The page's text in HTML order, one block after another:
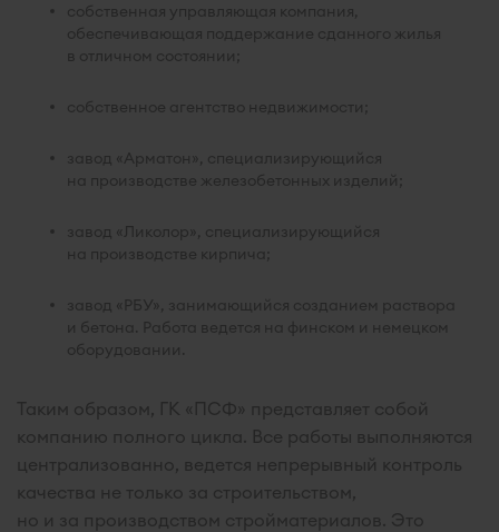
собственная управляющая компания,
обеспечивающая поддержание сданного жилья
в отличном состоянии;
собственное агентство недвижимости;
завод «Арматон», специализирующийся
на производстве железобетонных изделий;
завод «Ликолор», специализирующийся
на производстве кирпича;
завод «РБУ», занимающийся созданием раствора
и бетона. Работа ведется на финском и немецком
оборудовании.
Таким образом, ГК «ПСФ» представляет собой
компанию полного цикла. Все работы выполняются
централизованно, ведется непрерывный контроль
качества не только за строительством,
но и за производством стройматериалов. Это